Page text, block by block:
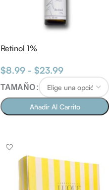
Retinol 1%
$8.99 - $23.99
TAMAÑO
Añadir Al Carrito